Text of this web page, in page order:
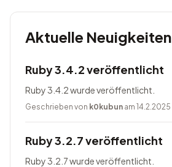
Aktuelle Neuigkeiten
Ruby 3.4.2 veröffentlicht
Ruby 3.4.2 wurde veröffentlicht.
Geschrieben von k0kubun am 14.2.2025
Ruby 3.2.7 veröffentlicht
Ruby 3.2.7 wurde veröffentlicht.